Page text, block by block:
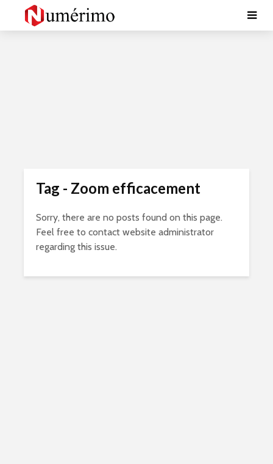
Tag - Zoom efficacement
Sorry, there are no posts found on this page.
Feel free to contact website administrator
regarding this issue.